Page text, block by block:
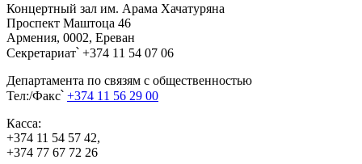
Концертный зал им. Арама Хачатуряна
Проспект Маштоца 46
Армения, 0002, Ереван
Секретариат՝ +374 11 54 07 06
Департамента по связям с общественностью
Тел:/Факс՝ +374 11 56 29 00
Касса:
+374 11 54 57 42,
+374 77 67 72 26